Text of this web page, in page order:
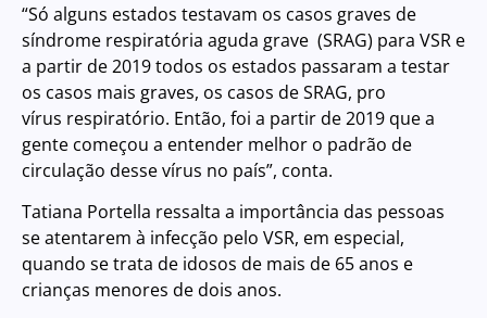
“Só alguns estados testavam os casos graves de
síndrome respiratória aguda grave (SRAG) para VSR e
a partir de 2019 todos os estados passaram a testar
os casos mais graves, os casos de SRAG, pro
vírus respiratório. Então, foi a partir de 2019 que a
gente começou a entender melhor o padrão de
circulação desse vírus no país”, conta.
Tatiana Portella ressalta a importância das pessoas
se atentarem à infecção pelo VSR, em especial,
quando se trata de idosos de mais de 65 anos e
crianças menores de dois anos.